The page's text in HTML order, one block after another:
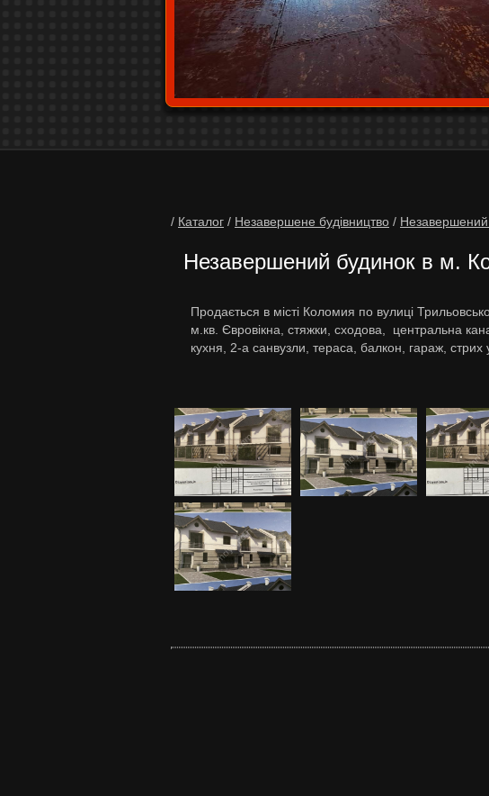
/ Каталог / Незавершене будівництво /
Незавершений будинок в м.
Продається в місті Коломия по вулиці
м.кв. Євровікна, стяжки, сходова, центральна
кухня, 2-а санвузли, тераса, балкон, гараж,